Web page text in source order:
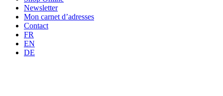
Newsletter
Mon carnet d’adresses
Contact
FR
EN
DE